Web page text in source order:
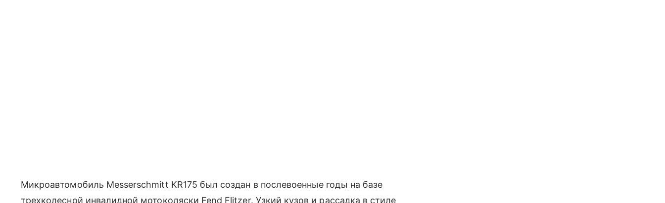
Микроавтомобиль Messerschmitt KR175 был создан в послевоенные годы на базе
трехколесной инвалидной мотоколяски Fend Flitzer. Узкий кузов и рассадка в стиле